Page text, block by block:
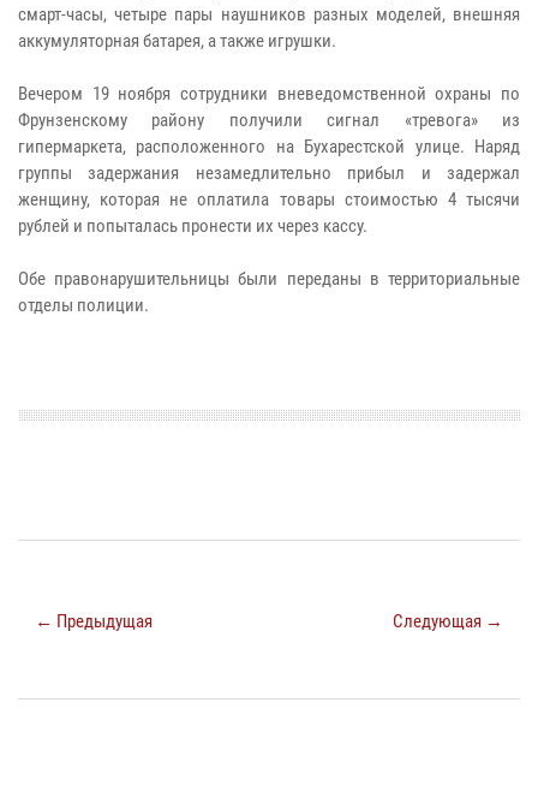
смарт-часы, четыре пары наушников разных моделей, внешняя
аккумуляторная батарея, а также игрушки.
Вечером 19 ноября сотрудники вневедомственной охраны по
Фрунзенскому району получили сигнал «тревога» из
гипермаркета, расположенного на Бухарестской улице. Наряд
группы задержания незамедлительно прибыл и задержал
женщину, которая не оплатила товары стоимостью 4 тысячи
рублей и попыталась пронести их через кассу.
Обе правонарушительницы были переданы в территориальные
отделы полиции.
← Предыдущая Следующая →